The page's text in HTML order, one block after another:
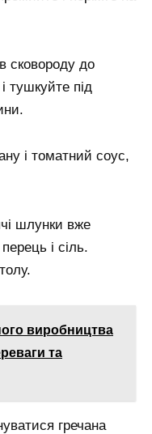
сковороду до
тушкуйте під
і томатний соус,
шлунки вже
і сіль.
виробництва
та
гречана